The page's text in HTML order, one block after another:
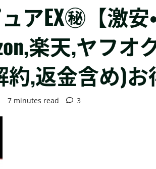
アEX㊙【激安
楽天,ヤフオ
約,返金含め)
7 minutes read 3